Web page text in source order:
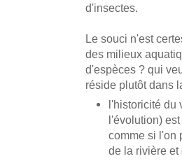
d'insectes.
Le souci n'est
des milieux
d'espèces ? qui
réside plutôt dans
l'historicité du
l'évolution)
comme si l'on
de la rivière et